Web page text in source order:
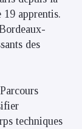
19 apprentis.
des
techniques